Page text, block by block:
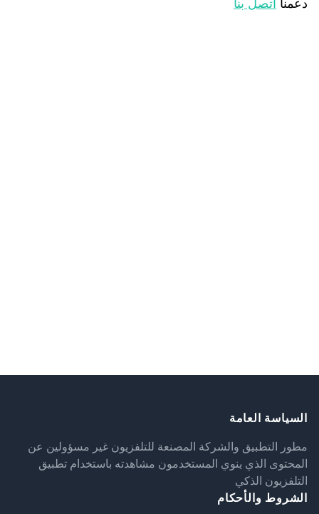
السياسة العامة
مطور التطبيق والشركة المصنعة للتلفزيون غير مسؤولين عن
المحتوى الذي ينوي المستخدمون مشاهدته باستخدام تطبيق
التلفزيون الذكي
الشروط والأحكام